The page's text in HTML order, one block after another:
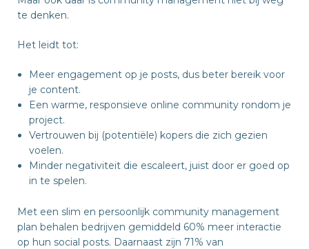
te denken.
Het leidt tot:
Meer engagement op je posts, dus beter bereik voor
je content.
Een warme, responsieve online community rondom je
project.
Vertrouwen bij (potentiële) kopers die zich gezien
voelen.
Minder negativiteit die escaleert, juist door er goed op
in te spelen.
Met een slim en persoonlijk community management
plan behalen bedrijven gemiddeld 60% meer interactie
op hun social posts. Daarnaast zijn 71% van